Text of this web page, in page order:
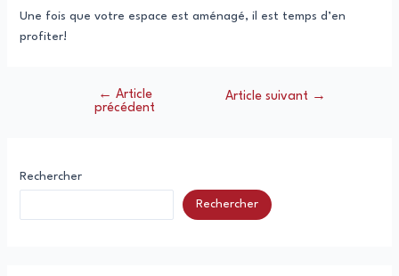
Une fois que votre espace est aménagé, il est temps d’en
profiter!
Navigation
← Article
précédent
Article suivant →
Rechercher
Rechercher